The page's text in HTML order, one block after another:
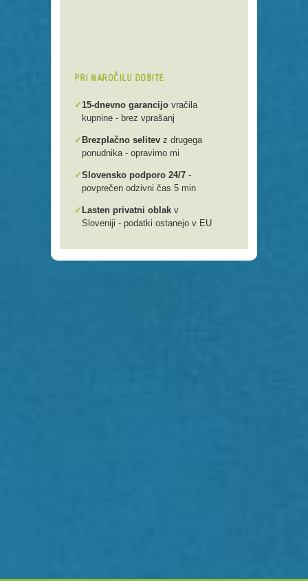
PRI NAROČILU DOBITE
✓15-dnevno garancijo vračila
kupnine - brez vprašanj
✓ Brezplačno selitev z drugega
ponudnika - opravimo mi
✓Slovensko podporo 24/7 -
povprečen odzivni čas 5 min
✓ Lasten privatni oblak v
Sloveniji - podatki ostanejo v EU